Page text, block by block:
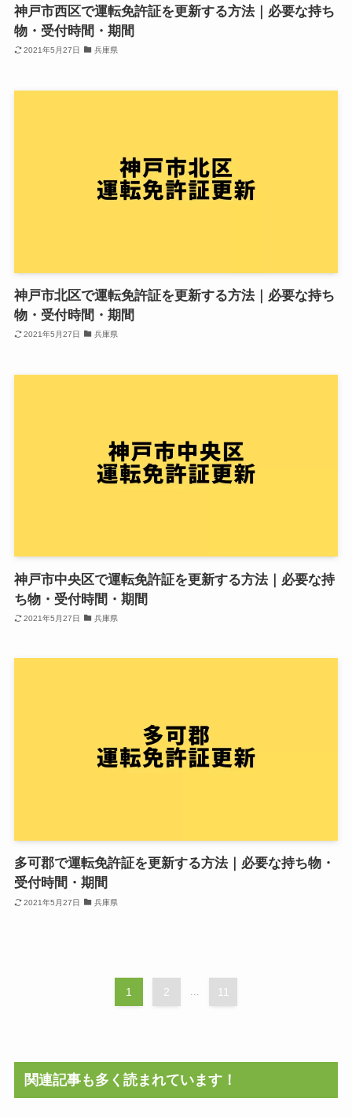
神戸市西区で運転免許証を更新する方法｜必要な持ち
物・受付時間・期間
2021年5月27日 兵庫県
神戸市北区で運転免許証を更新する方法｜必要な持ち
物・受付時間・期間
2021年5月27日 兵庫県
神戸市中央区で運転免許証を更新する方法｜必要な持
ち物・受付時間・期間
2021年5月27日 兵庫県
多可郡で運転免許証を更新する方法｜必要な持ち物・
受付時間・期間
2021年5月27日 兵庫県
1 2 ... 11
関連記事も多く読まれています！